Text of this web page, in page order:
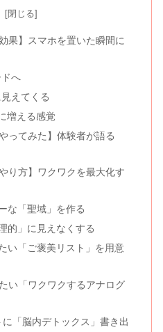
果】スマホを置いた瞬間に
へ
えてくる
増える感覚
ってみた】体験者が語る
り方】ワクワクを最大化す
な「聖域」を作る
的」に見えなくする
い「ご褒美リスト」を用意
い「ワクワクするアナログ
「脳内デトックス」書き出